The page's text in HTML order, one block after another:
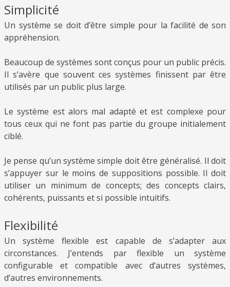
Simplicité
Un système se doit d’être simple pour la facilité de son
appréhension.
Beaucoup de systèmes sont conçus pour un public précis.
Il s’avère que souvent ces systèmes finissent par être
utilisés par un public plus large.
Le système est alors mal adapté et est complexe pour
tous ceux qui ne font pas partie du groupe initialement
ciblé.
Je pense qu’un système simple doit être généralisé. Il doit
s’appuyer sur le moins de suppositions possible. Il doit
utiliser un minimum de concepts; des concepts clairs,
cohérents, puissants et si possible intuitifs.
Flexibilité
Un système flexible est capable de s’adapter aux
circonstances. J’entends par flexible un système
configurable et compatible avec d’autres systèmes,
d’autres environnements.